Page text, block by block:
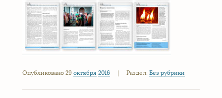
Опубликовано 29 октября 2016 | Раздел: Без рубрики